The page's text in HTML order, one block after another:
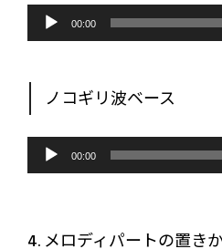
音
プ
ヤ
00:00
ノコギリ波ベース
音
プ
00:00
4. メロディパートの置き